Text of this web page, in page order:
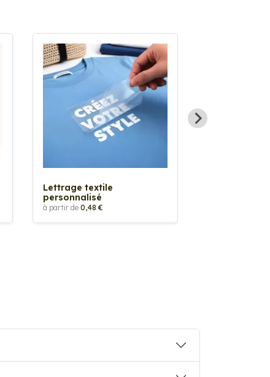
Lettrage textile
personnalisé
à partir de 0,48 €